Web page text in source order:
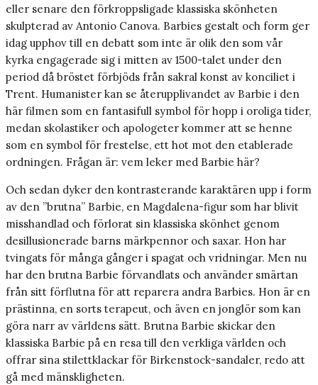
eller senare den förkroppsligade klassiska skönheten
skulpterad av Antonio Canova. Barbies gestalt och form ger
idag upphov till en debatt som inte är olik den som vår
kyrka engagerade sig i mitten av 1500-talet under den
period då bröstet förbjöds från sakral konst av konciliet i
Trent. Humanister kan se återupplivandet av Barbie i den
här filmen som en fantasifull symbol för hopp i oroliga tider,
medan skolastiker och apologeter kommer att se henne
som en symbol för frestelse, ett hot mot den etablerade
ordningen. Frågan är: vem leker med Barbie här?
Och sedan dyker den kontrasterande karaktären upp i form
av den ”brutna” Barbie, en Magdalena-figur som har blivit
misshandlad och förlorat sin klassiska skönhet genom
desillusionerade barns märkpennor och saxar. Hon har
tvingats för många gånger i spagat och vridningar. Men nu
har den brutna Barbie förvandlats och använder smärtan
från sitt förflutna för att reparera andra Barbies. Hon är en
prästinna, en sorts terapeut, och även en jonglör som kan
göra narr av världens sätt. Brutna Barbie skickar den
klassiska Barbie på en resa till den verkliga världen och
offrar sina stilettklackar för Birkenstock-sandaler, redo att
gå med mänskligheten.